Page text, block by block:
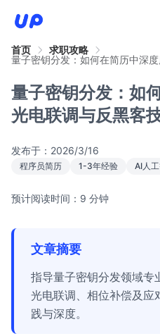
首页
求职攻略
量子密钥分发：如何在简历中深
量子密钥分发：如
光电联调与反黑客
发布于： 2026/3/16
程序员简历 1-3年经验 AI人
预计阅读时间：9 分钟
文章摘要
指导量子密钥分发领域专
光电联调、相位补偿及应
践与深度。